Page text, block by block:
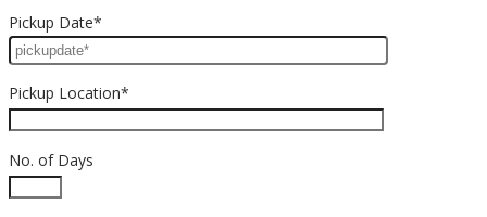
Pickup Date*
Pickup Location*
No. of Days